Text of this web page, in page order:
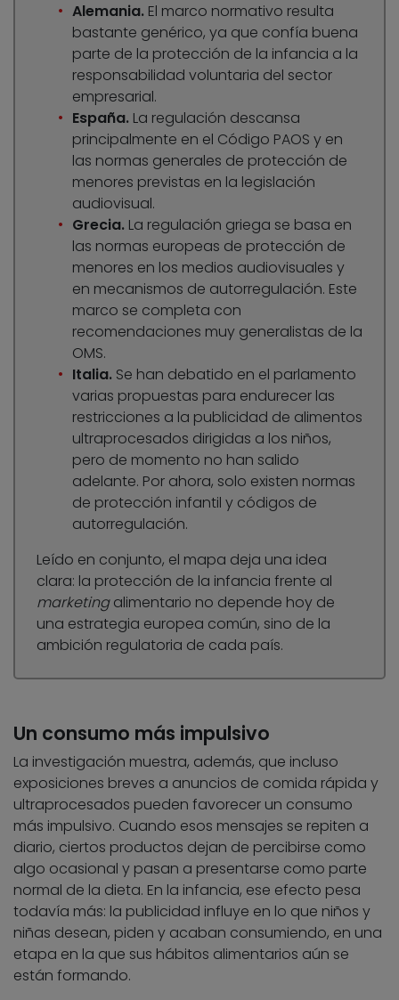
Alemania. El marco normativo resulta
bastante genérico, ya que confía buena
parte de la protección de la infancia a la
responsabilidad voluntaria del sector
empresarial.
España. La regulación descansa
principalmente en el Código PAOS y en
las normas generales de protección de
menores previstas en la legislación
audiovisual.
Grecia. La regulación griega se basa en
las normas europeas de protección de
menores en los medios audiovisuales y
en mecanismos de autorregulación. Este
marco se completa con
recomendaciones muy generalistas de la
OMS.
Italia. Se han debatido en el parlamento
varias propuestas para endurecer las
restricciones a la publicidad de alimentos
ultraprocesados dirigidas a los niños,
pero de momento no han salido
adelante. Por ahora, solo existen normas
de protección infantil y códigos de
autorregulación.
Leído en conjunto, el mapa deja una idea
clara: la protección de la infancia frente al
marketingalimentario no depende hoy de
una estrategia europea común, sino de la
ambición regulatoria de cada país.
Un consumo más impulsivo
La investigación muestra, además, que incluso
exposiciones breves a anuncios de comida rápida y
ultraprocesados pueden favorecer un consumo
más impulsivo. Cuando esos mensajes se repiten a
diario, ciertos productos dejan de percibirse como
algo ocasional y pasan a presentarse como parte
normal de la dieta. En la infancia, ese efecto pesa
todavía más: la publicidad influye en lo que niños y
niñas desean, piden y acaban consumiendo, en una
etapa en la que sus hábitos alimentarios aún se
están formando.